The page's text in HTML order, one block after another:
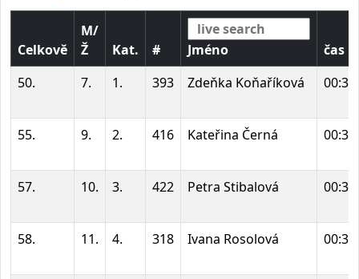
Celkově
M/
Ž
Kat. # Jméno
čas
50.
7. 1. 393 Zdeňka Koňaříková
55. 9. 2. 416 Kateřina Černá
57. 10. 3. 422 Petra Stibalová
58. 11. 4. 318 Ivana Rosolová